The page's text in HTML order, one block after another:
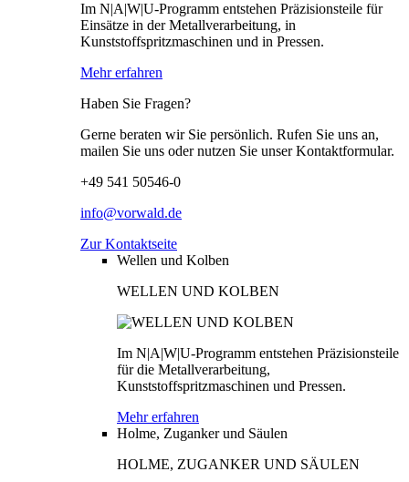
Im N|A|W|U-Programm entstehen Präzisionsteile für
Einsätze in der Metallverarbeitung, in
Kunststoffspritzmaschinen und in Pressen.
Mehr erfahren
Haben Sie Fragen?
Gerne beraten wir Sie persönlich. Rufen Sie uns an,
mailen Sie uns oder nutzen Sie unser Kontaktformular.
+49 541 50546-0
info@vorwald.de
Zur Kontaktseite
Wellen und Kolben
WELLEN UND KOLBEN
Im N|A|W|U-Programm entstehen Präzisionsteile
für die Metallverarbeitung,
Kunststoffspritzmaschinen und Pressen.
Mehr erfahren
Holme, Zuganker und Säulen
HOLME, ZUGANKER UND SÄULEN